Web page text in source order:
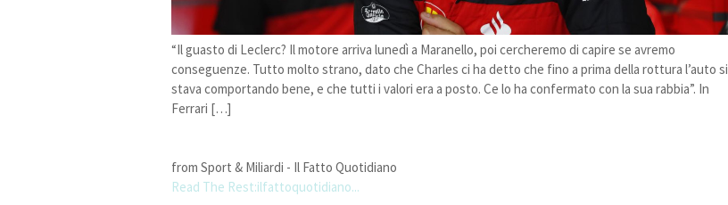
“Il guasto di Leclerc? Il motore arriva lunedì a Maranello, poi cercheremo di capire se avremo
conseguenze. Tutto molto strano, dato che Charles ci ha detto che fino a prima della rottura l’auto si
stava comportando bene, e che tutti i valori era a posto. Ce lo ha confermato con la sua rabbia”. In
Ferrari […]
from Sport & Miliardi - Il Fatto Quotidiano
Read The Rest:ilfattoquotidiano...